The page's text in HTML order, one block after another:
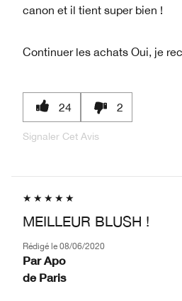
canon et il tient super bien !
Continuer les achats Oui, je
24 2
Signaler Cet Avis
MEILLEUR BLUSH !
Rédigé le 08/06/2020
Par Apo
de Paris